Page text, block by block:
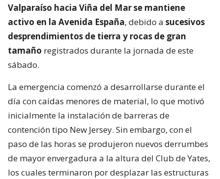
Valparaíso hacia Viña del Mar se mantiene
activo en la Avenida España, debido a sucesivos
desprendimientos de tierra y rocas de gran
tamaño registrados durante la jornada de este
sábado.
La emergencia comenzó a desarrollarse durante el
día con caídas menores de material, lo que motivó
inicialmente la instalación de barreras de
contención tipo New Jersey. Sin embargo, con el
paso de las horas se produjeron nuevos derrumbes
de mayor envergadura a la altura del Club de Yates,
los cuales terminaron por desplazar las estructuras